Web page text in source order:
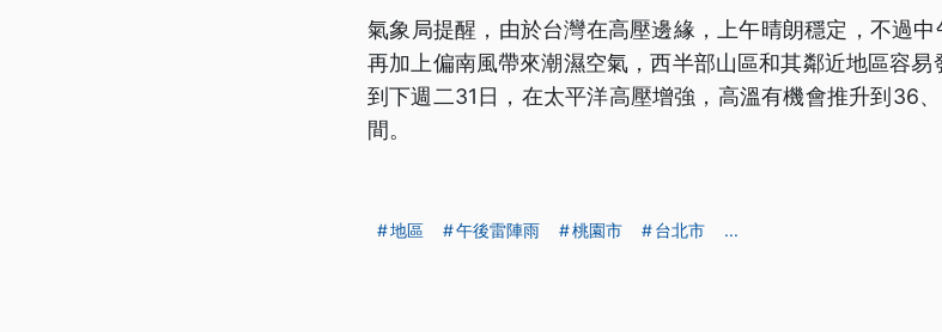
氣象局提醒，由於台灣在高壓邊緣，上午晴朗穩定，不過中
再加上偏南風帶來潮濕空氣，西半部山區和其鄰近地區容易
到下週二31日，在太平洋高壓增強，高溫有機會推升到36
間。
地區 午後雷陣雨 桃園市 台北市 ...